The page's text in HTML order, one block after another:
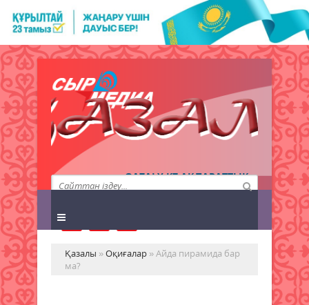
QAZALY.KZ АҚПАРАТТЫҚ
АГЕНТТІГІ
Қазалы »Оқиғалар » Айда пирамида бар
ма?